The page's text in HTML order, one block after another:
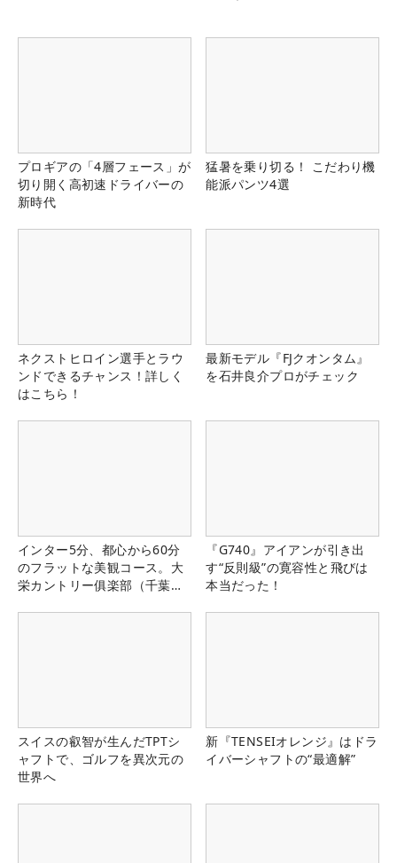
プロギアの「4層フェース」が
切り開く高初速ドライバーの
新時代
猛暑を乗り切る！ こだわり機
能派パンツ4選
ネクストヒロイン選手とラウ
ンドできるチャンス！詳しく
はこちら！
最新モデル『FJクオンタム』
を石井良介プロがチェック
インター5分、都心から60分
のフラットな美観コース。大
栄カントリー俱楽部（千葉
『G740』アイアンが引き出
す“反則級”の寛容性と飛びは
本当だった！
スイスの叡智が生んだTPTシ
ャフトで、ゴルフを異次元の
世界へ
新『TENSEIオレンジ』はドラ
イバーシャフトの“最適解”